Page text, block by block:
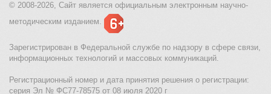
© 2008-2026, Сайт является официальным электронным научно-
методическим изданием.
Зарегистрирован в Федеральной службе по надзору в сфере связи,
информационных технологий и массовых коммуникаций.
Регистрационный номер и дата принятия решения о регистрации:
серия Эл № ФС77-78575 от 08 июля 2020 г